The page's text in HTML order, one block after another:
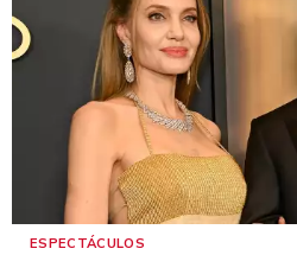
ESPECTÁCULOS